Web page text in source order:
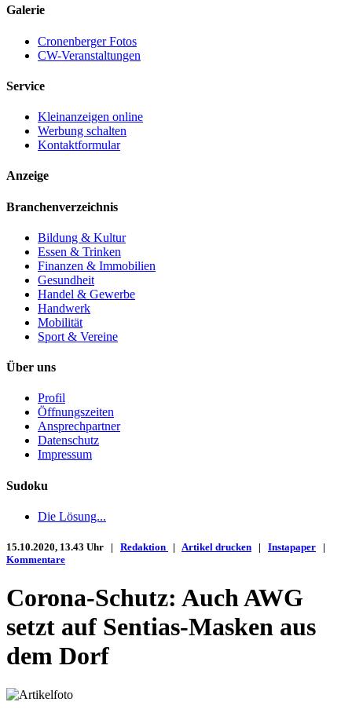
Galerie
Cronenberger Fotos
CW-Veranstaltungen
Service
Kleinanzeigen online
Werbung schalten
Kontaktformular
Anzeige
Branchenverzeichnis
Bildung & Kultur
Essen & Trinken
Finanzen & Immobilien
Gesundheit
Handel & Gewerbe
Handwerk
Mobilität
Sport & Vereine
Über uns
Profil
Öffnungszeiten
Ansprechpartner
Datenschutz
Impressum
Sudoku
Die Lösung...
15.10.2020, 13.43 Uhr | Redaktion | Artikel drucken | Instapaper |
Kommentare
Corona-Schutz: Auch AWG
setzt auf Sentias-Masken aus
dem Dorf